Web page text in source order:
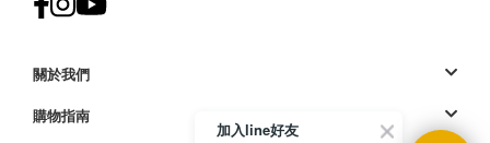
關於我們
購物指南
加入line好友